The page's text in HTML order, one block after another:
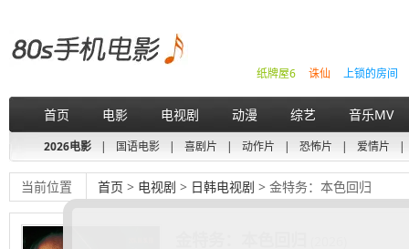
上锁的房间
诛仙
纸牌屋6
首页 电影 电视剧 动漫 综艺 音乐MV
2026电影 | 国语电影 | 喜剧片 | 动作片 | 恐怖片 | 爱情片 |
当前位置 首页 > 电视剧 > 日韩电视剧 > 金特务：本色回归